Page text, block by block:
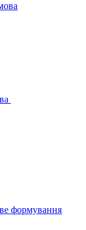
формування